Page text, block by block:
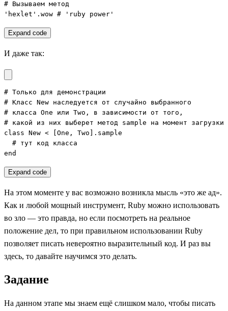
# Вызываем метод
'hexlet'.wow # 'ruby power'
Expand code
И даже так:
# Только для демонстрации
# Класс New наследуется от случайно выбранного
# класса One или Two, в зависимости от того,
# какой из них выберет метод sample на момент загрузки
class New < [One, Two].sample
  # тут код класса
end
Expand code
На этом моменте у вас возможно возникла мысль «это же ад».
Как и любой мощный инструмент, Ruby можно использовать
во зло — это правда, но если посмотреть на реальное
положение дел, то при правильном использовании Ruby
позволяет писать невероятно выразительный код. И раз вы
здесь, то давайте научимся это делать.
Задание
На данном этапе мы знаем ещё слишком мало, чтобы писать